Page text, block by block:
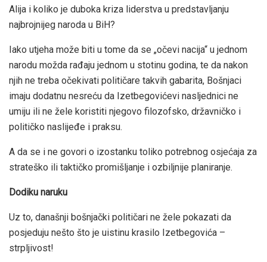
Alija i koliko je duboka kriza liderstva u predstavljanju
najbrojnijeg naroda u BiH?
Iako utjeha može biti u tome da se „očevi nacija“ u jednom
narodu možda rađaju jednom u stotinu godina, te da nakon
njih ne treba očekivati političare takvih gabarita, Bošnjaci
imaju dodatnu nesreću da Izetbegovićevi nasljednici ne
umiju ili ne žele koristiti njegovo filozofsko, državničko i
političko naslijeđe i praksu.
A da se i ne govori o izostanku toliko potrebnog osjećaja za
strateško ili taktičko promišljanje i ozbiljnije planiranje.
Dodiku naruku
Uz to, današnji bošnjački političari ne žele pokazati da
posjeduju nešto što je uistinu krasilo Izetbegovića –
strpljivost!